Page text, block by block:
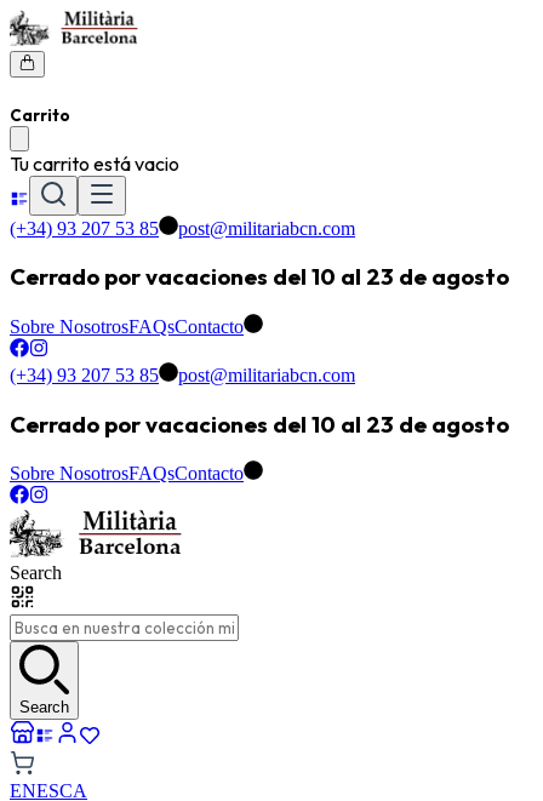
Carrito
Tu carrito está vacio
(+34) 93 207 53 85 post@militariabcn.com
Cerrado por vacaciones del 10 al 23 de agosto
Sobre NosotrosFAQsContacto
(+34) 93 207 53 85 post@militariabcn.com
Cerrado por vacaciones del 10 al 23 de agosto
Sobre NosotrosFAQsContacto
Search
Search
ENESCA